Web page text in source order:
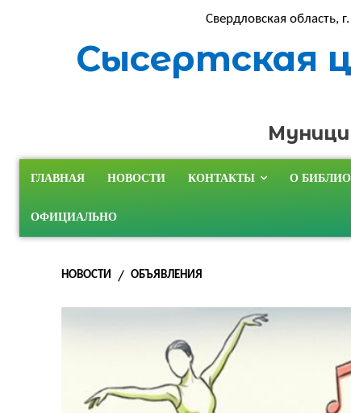
Свердловская область,
Сысертская
ГЛАВНАЯ НОВОСТИ КОНТАКТЫ О
ОФИЦИАЛЬНО
НОВОСТИ ОБЪЯВЛЕНИЯ